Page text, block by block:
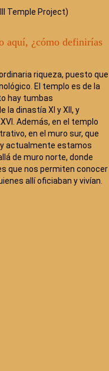
Temple Project)
aquí, ¿cómo definirías
riqueza, puesto que
El templo es de la
hay tumbas
la dinastía XI y XII, y
Además, en el templo
en el muro sur, que
actualmente estamos
de muro norte, donde
que nos permiten conocer
allí oficiaban y vivían.